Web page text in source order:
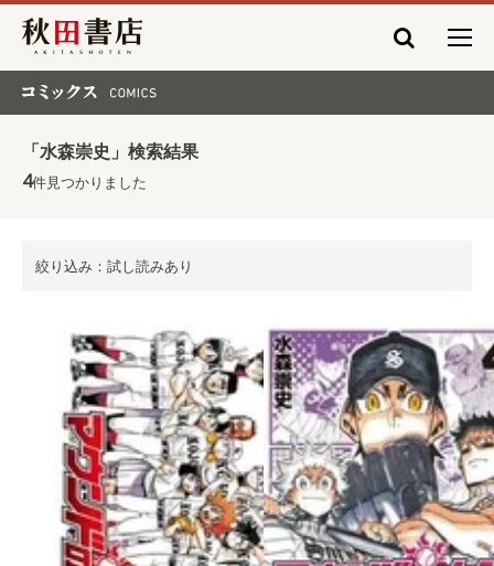
秋田書店
「水森崇史」検索結果
4件見つかりました
絞り込み：試し読みあり